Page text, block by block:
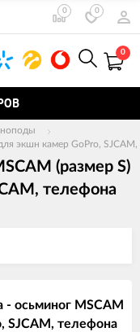
0 0
0
экшн камер GoPro,
(размер S)
телефона
- осьминог MSCAM
SJCAM, телефона